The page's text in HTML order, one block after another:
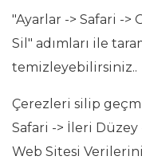
"Ayarlar -> Safari ->
Sil" adımları ile
temizleyebilirsiniz..
Çerezleri silip
Safari -> İleri
Web Sitesi